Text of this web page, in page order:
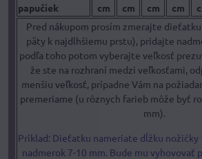
papučiek
cm
cm
cm
cm
Pred nákupom prosím zmerajte
päty k najdlhšiemu prstu), pridajte
podľa toho potom vyberajte veľkosť
že ste na rozhraní medzi veľkosťami,
menšiu veľkosť, prípadne Vám na
premeriame (u rôznych farieb môže byť
mm).
Príklad: Dieťatku nameriate dĺžku
nadmerok 7-10 mm. Bude mu vyhovovať